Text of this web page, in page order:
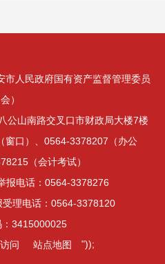
市人民政府国有资产监督管理委员
会）
公山南路交叉口市财政局大楼7楼
窗口）、0564-3378207（办公
（会计考试）
报电话：0564-3378276
理电话：0564-3378120
：3415000025
问
站点地图 "));